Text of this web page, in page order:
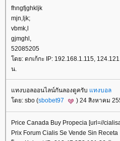
fhngfjghkljk
mjn,ljk;
vbmk,l
gjmghl,
52085205
ดย: ดกเก้กะ IP: 192.168.1.115,
น.
ทงบอลออนไลน์กันลองดูครับ ทงบอล
ดย: sbo (sbobet97 ) 24 สิงหาคม
Price Canada Buy Propecia [url=//
Prix Forum Cialis Se Vende Sin Receta